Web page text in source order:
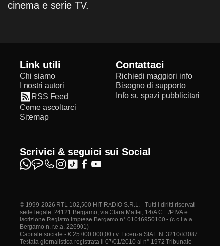
cinema e serie TV.
Link utili
Chi siamo
I nostri autori
RSS Feed
Come ascoltarci
Sitemap
Contattaci
Richiedi maggiori info
Bisogno di supporto
Info su spazi pubblicitari
Scrivici & seguici sui Social
© 1999-2026 RTL 102,500 HIT RADIO S.R.L. - Tutti i diritti riservati -
sede legale: 24121 Bergamo, via Clara Maffei, 14/A C.F./P.IVA e
iscrizione Registro Imprese Bergamo n° 01646950160 - (c.c.i.a.a.
Bergamo n. r.e.a. 226901)
Capitale sociale - € 25.000.000,00 i.v. Licenza SIAE N. 3210/I/3087.
Testata giornalistica registrata il 07/01/2010 al n° 1972 Tribunale